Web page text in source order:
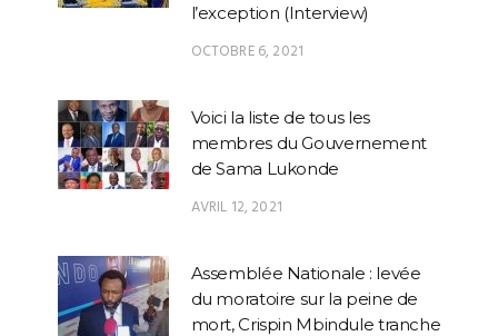
l’exception (Interview)
OCTOBRE 6, 2021
Voici la liste de tous les
membres du Gouvernement
de Sama Lukonde
AVRIL 12, 2021
Assemblée Nationale : levée
du moratoire sur la peine de
mort, Crispin Mbindule tranche